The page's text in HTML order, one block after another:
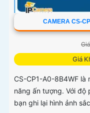
CAMERA CS-
Giá
CS-CP1-A0-8B4WF là
năng ấn tượng. Với độ
bạn ghi lại hình ảnh